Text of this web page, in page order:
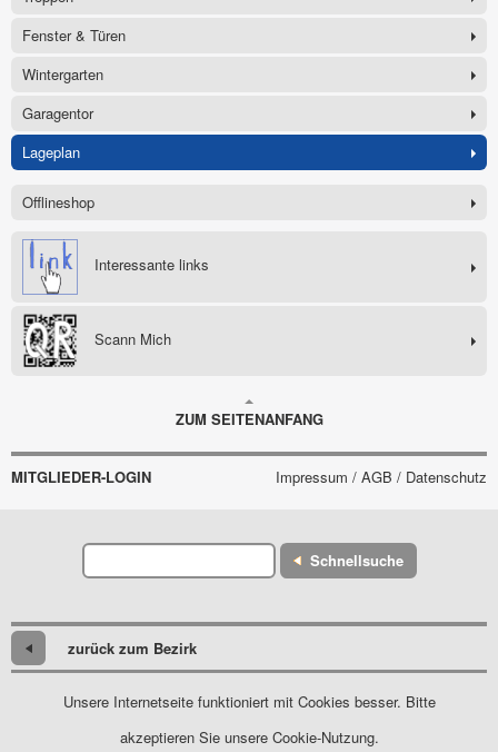
Fenster & Türen
Wintergarten
Garagentor
Lageplan
Offlineshop
Interessante links
Scann Mich
ZUM SEITENANFANG
MITGLIEDER-LOGIN Impressum / AGB / Datenschutz
Schnellsuche
zurück zum Bezirk
Unsere Internetseite funktioniert mit Cookies besser. Bitte
akzeptieren Sie unsere Cookie-Nutzung.